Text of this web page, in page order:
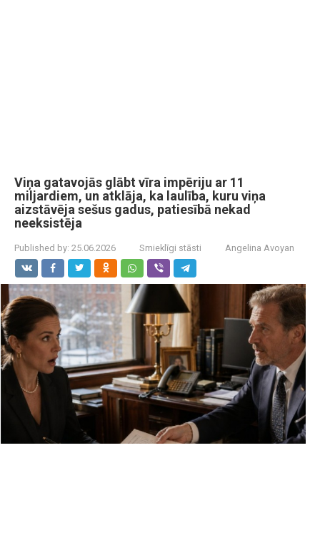
Viņa gatavojās glābt vīra impēriju ar 11
miljardiem, un atklāja, ka laulība, kuru viņa
aizstāvēja sešus gadus, patiesībā nekad
neeksistēja
Published by: 25.06.2026 Smieklīgi stāsti Angelina Avoyan